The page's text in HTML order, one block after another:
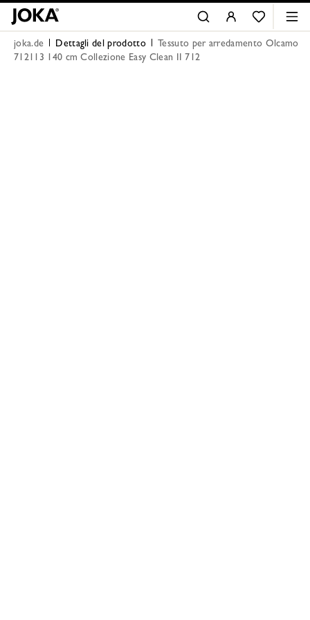
joka.de Dettagli del prodotto
Tessuto per arredamento Olcamo
712113 140 cm Collezione Easy Clean II 712